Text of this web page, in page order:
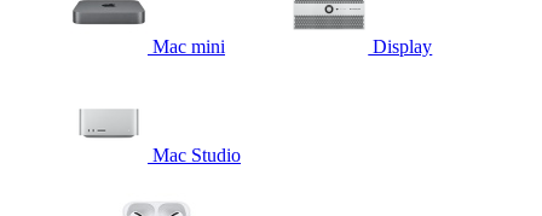
Mac mini Display
Mac Studio